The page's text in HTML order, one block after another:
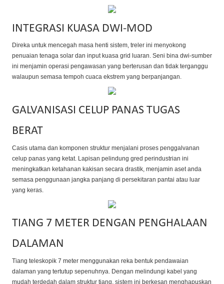
INTEGRASI KUASA DWI-MOD
Direka untuk mencegah masa henti sistem, treler ini menyokong
penuaian tenaga solar dan input kuasa grid luaran. Seni bina dwi-sumber
ini menjamin operasi pengawasan yang berterusan dan tidak terganggu
walaupun semasa tempoh cuaca ekstrem yang berpanjangan.
GALVANISASI CELUP PANAS TUGAS
BERAT
Casis utama dan komponen struktur menjalani proses penggalvanan
celup panas yang ketat. Lapisan pelindung gred perindustrian ini
meningkatkan ketahanan kakisan secara drastik, menjamin aset anda
semasa penggunaan jangka panjang di persekitaran pantai atau luar
yang keras.
TIANG 7 METER DENGAN PENGHALAAN
DALAMAN
Tiang teleskopik 7 meter menggunakan reka bentuk pendawaian
dalaman yang tertutup sepenuhnya. Dengan melindungi kabel yang
mudah terdedah dalam struktur tiang, sistem ini berkesan menghapuskan